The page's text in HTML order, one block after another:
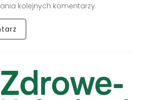
kolejnych komentarzy.